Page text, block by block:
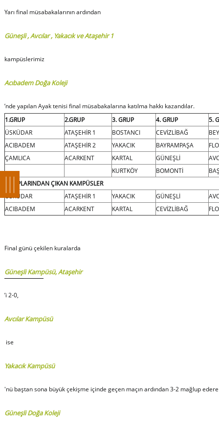
Yarı final müsabakalarının ardından
Güneşli , Avcılar , Yakacık ve Ataşehir 1
kampüslerimiz
Acıbadem Doğa Koleji
’nde yapılan Ayak tenisi final müsabakalarına katılma hakkı kazandılar.
1.GRUP
2.GRUP 3. GRUP 4. GRUP
5.
ÜSKÜDAR
ATAŞEHİR 1 BOSTANCI CEVİZLİBAĞ
ACIBADEM
ATAŞEHİR 2 YAKACIK BAYRAMPAŞA
ÇAMLICA
ACARKENT KARTAL GÜNEŞLİ
KURTKÖY
BOMONTİ
GRUPLARINDAN ÇIKAN KAMPÜSLER
ÜSKÜDAR
ATAŞEHİR 1 YAKACIK GÜNEŞLİ
ACIBADEM
ACARKENT KARTAL CEVİZLİBAĞ
Final günü çekilen kuralarda
Güneşli Kampüsü, Ataşehir
’i 2-0,
Avcılar Kampüsü
ise
Yakacık Kampüsü
'nü baştan sona büyük çekişme içinde geçen maçın ardından 3-2 mağlup
Güneşli Doğa Koleji